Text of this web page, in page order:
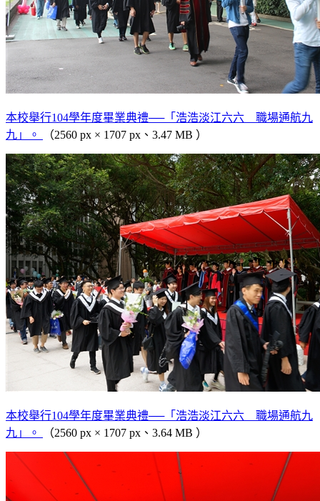
本校舉行104學年度畢業典禮──「浩浩淡江六六 職場通航九
九」。
（2560 px × 1707 px、3.47 MB ）
本校舉行104學年度畢業典禮──「浩浩淡江六六 職場通航九
九」。
（2560 px × 1707 px、3.64 MB ）